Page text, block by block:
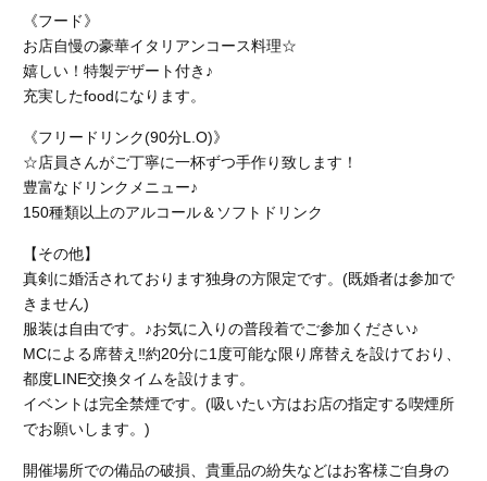
《フード》
お店自慢の豪華イタリアンコース料理☆
嬉しい！特製デザート付き♪
充実したfoodになります。
《フリードリンク(90分L.O)》
☆店員さんがご丁寧に一杯ずつ手作り致します！
豊富なドリンクメニュー♪
150種類以上のアルコール＆ソフトドリンク
【その他】
真剣に婚活されております独身の方限定です。(既婚者は参加で
きません)
服装は自由です。♪お気に入りの普段着でご参加ください♪
MCによる席替え‼︎約20分に1度可能な限り席替えを設けており、
都度LINE交換タイムを設けます。
イベントは完全禁煙です。(吸いたい方はお店の指定する喫煙所
でお願いします。)
開催場所での備品の破損、貴重品の紛失などはお客様ご自身の